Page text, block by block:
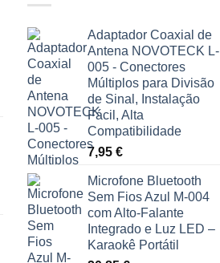
Adaptador Coaxial de
Antena NOVOTECK L-
005 - Conectores
Múltiplos para Divisão
de Sinal, Instalação
Fácil, Alta
Compatibilidade
7,95 €
Microfone Bluetooth
Sem Fios Azul M-004
com Alto-Falante
Integrado e Luz LED –
Karaokê Portátil